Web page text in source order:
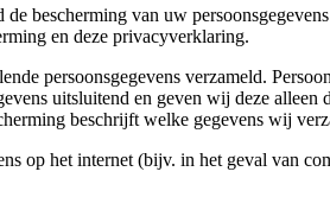
bescherming van uw
en deze privacyverklaring.
persoonsgegevens verzameld.
uitsluitend en geven wij deze
beschrijft welke gegevens wij
op het internet (bijv. in het geval van